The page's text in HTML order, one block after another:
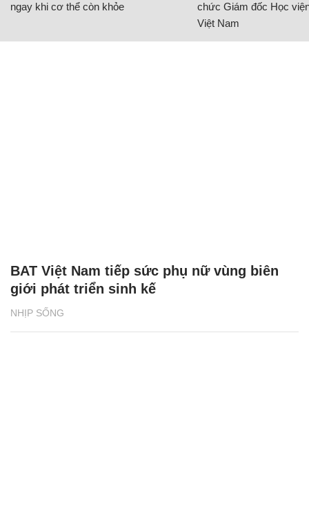
ngay khi cơ thể còn khỏe
chức Giám đốc Học
Việt Nam
NHỊP SỐNG
BAT Việt Nam tiếp sức phụ nữ vùng biên
giới phát triển sinh kế